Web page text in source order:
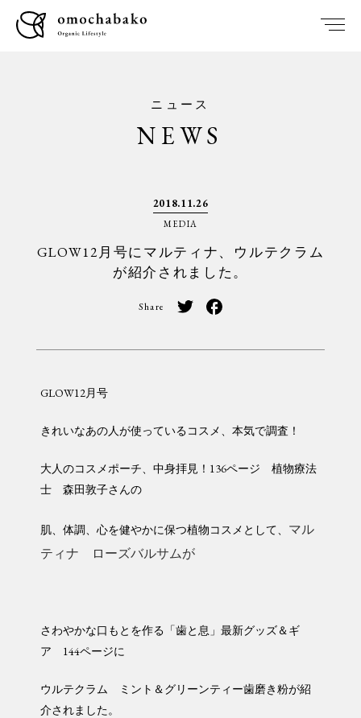
ニュース
NEWS
2018.11.26
MEDIA
GLOW12月号にマルティナ、ウルテクラム
が紹介されました。
Share
GLOW12月号
きれいなあの人が使っているコスメ、本気で調査！
大人のコスメポーチ、中身拝見！136ページ 植物療法
士 森田敦子さんの
肌、体調、心を健やかに保つ植物コスメとして、 マル
ティナ ローズバルサムが
さわやかな口もとを作る「歯と息」最新グッズ＆ギ
ア 144ページに
ウルテクラム ミント＆グリーンティー歯磨き粉が紹
介されました。